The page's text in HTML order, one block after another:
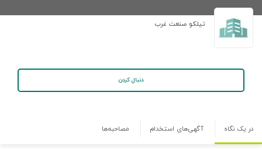
تیلکو صنعت غرب
دنبال کردن
در یک نگاه آگهی‌های استخدام مصاحبه‌ها